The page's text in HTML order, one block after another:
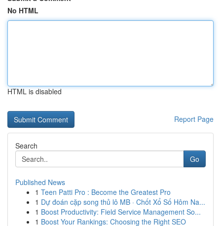
No HTML
HTML is disabled
Report Page
Search
Go
Published News
1 Teen Patti Pro : Become the Greatest Pro
1 Dự đoán cặp song thủ lô MB · Chốt Xổ Số Hôm Na...
1 Boost Productivity: Field Service Management So...
1 Boost Your Rankings: Choosing the Right SEO